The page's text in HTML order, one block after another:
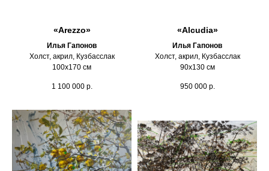
«Arezzo»
Илья Гапонов
Холст, акрил, Кузбасслак
100х170 см
1 100 000 р.
«Alcudia»
Илья Гапонов
Холст, акрил, Кузбасслак
90х130 см
950 000 р.